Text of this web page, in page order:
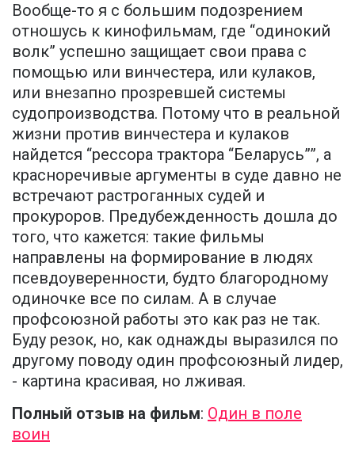
Вообще-то я с большим подозрением
отношусь к кинофильмам, где “одинокий
волк” успешно защищает свои права с
помощью или винчестера, или кулаков,
или внезапно прозревшей системы
судопроизводства. Потому что в реальной
жизни против винчестера и кулаков
найдется “рессора трактора “Беларусь””, а
красноречивые аргументы в суде давно не
встречают растроганных судей и
прокуроров. Предубежденность дошла до
того, что кажется: такие фильмы
направлены на формирование в людях
псевдоуверенности, будто благородному
одиночке все по силам. А в случае
профсоюзной работы это как раз не так.
Буду резок, но, как однажды выразился по
другому поводу один профсоюзный лидер,
- картина красивая, но лживая.
Полный отзыв на фильм: Один в поле
воин